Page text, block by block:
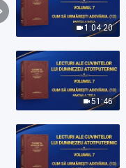
1:04:20
51:46